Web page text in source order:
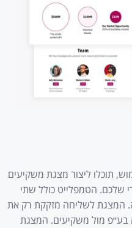
לשימוש, תוכלו ליצור מצגת משקיעים
שלכם. הטמפלייט כולל שתי
המצגת לשליחה מזקקת רק את
בע״פ מול משקיעים. המצגת